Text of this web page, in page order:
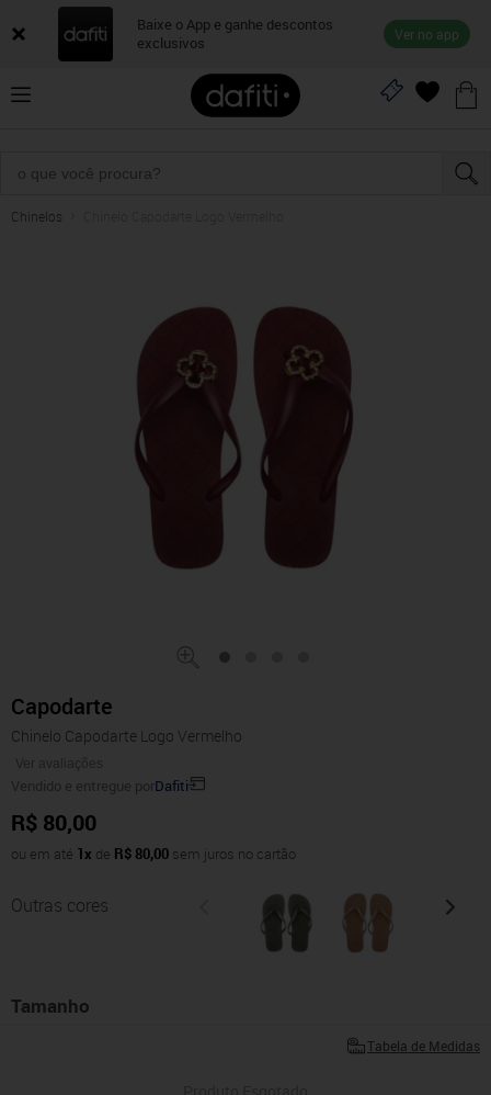
Baixe o App e ganhe descontos
exclusivos
Ver no app
Chinelos
Capodarte
Chinelo Capodarte Logo Vermelho
Ver avaliações
Vendido e entregue porDafiti
R$ 80,00
ou em até 1x de R$ 80,00 sem juros no cartão
Outras cores
Tamanho
Tabela de Medidas